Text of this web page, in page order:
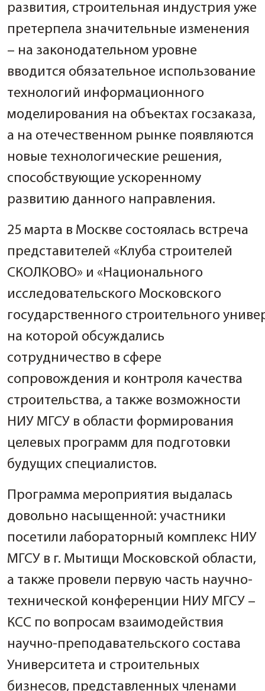
развития, строительная индустрия уже
претерпела значительные изменения
– на законодательном уровне
вводится обязательное использование
технологий информационного
моделирования на объектах госзаказа,
а на отечественном рынке появляются
новые технологические решения,
способствующие ускоренному
развитию данного направления.
25 марта в Москве состоялась встреча
представителей «Клуба строителей
СКОЛКОВО» и «Национального
исследовательского Московского
государственного строительного
на которой обсуждались
сотрудничество в сфере
сопровождения и контроля качества
строительства, а также возможности
НИУ МГСУ в области формирования
целевых программ для подготовки
будущих специалистов.
Программа мероприятия выдалась
довольно насыщенной: участники
посетили лабораторный комплекс НИУ
МГСУ в г. Мытищи Московской области,
а также провели первую часть научно-
технической конференции НИУ МГСУ –
КСС по вопросам взаимодействия
научно-преподавательского состава
Университета и строительных
бизнесов, представленных членами